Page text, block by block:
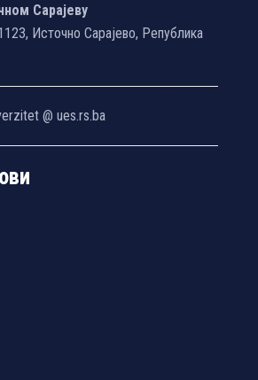
Сарајеву
Источно Сарајево, Република
@ ues.rs.ba